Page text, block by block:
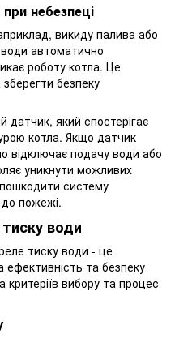
небезпеці
викиду палива або
води автоматично
роботу котла. Це
безпеку
який спостерігає
котла. Якщо датчик
відключає подачу води або
уникнути можливих
систему
пожежі.
води
тиску води - це
та безпеку
критеріїв вибору та процес